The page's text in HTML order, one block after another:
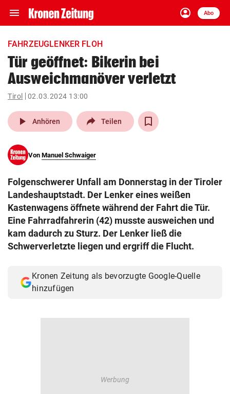
menu Navigation
ein-/ausklappen
account_circle
Anmelden
Abo
close Schließen
account_circle Anmelden
arrow_right
pin_drop
Wien arrow_right
search
eingeben
Muthgasse 2, 1190 Wien
FAHRZEUGLENKER FLOH
Tür geöffnet: Bikerin bei
Ausweichmanöver verletzt
Tirol 02.03.2024 13:00
play_arrow Anhören Teilen
Von Manuel Schwaiger
Folgenschwerer Unfall am Donnerstag in der Tiroler
Landeshauptstadt. Der Lenker eines weißen
Kastenwagens öffnete während der Fahrt die Tür.
Eine Fahrradfahrerin (42) musste ausweichen und
kam dadurch zu Sturz. Der Lenker ließ die
Schwerverletzte liegen und ergriff die Flucht.
Kronen Zeitung als bevorzugte Google-Quelle
hinzufügen